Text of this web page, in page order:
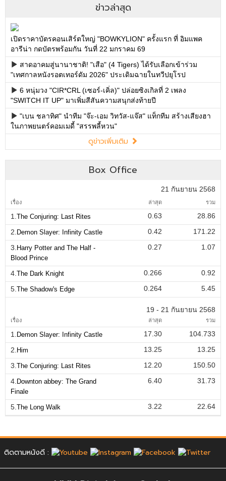
ข่าวล่าสุด
เปิดราคาบัตรคอนเสิร์ตใหญ่ "BOWKYLION" ครั้งแรก ที่ อิมแพค
อารีน่า กดบัตรพร้อมกัน วันที่ 22 มกราคม 69
สาดอาคมสู่นานาชาติ! "เสือ" (4 Tigers) ได้รับเลือกเข้าร่วม
"เทศกาลหนังรอตเทอร์ดัม 2026" ประเดิมฉายในทวีปยุโรป
6 หนุ่มวง "CIR*CRL (เซอร์-เคิ่ล)" ปล่อยซิงเกิลที่ 2 เพลง
"SWITCH IT UP" มาเพิ่มสีสันความสนุกส่งท้ายปี
"เบน ชลาทิศ" นำทีม "จ๊ะ-เอม วิทวัส-แจ๊ส" แท็กทีม สร้างเสียงฮา
ในภาพยนตร์คอมเมดี้ "สรรพลี้หวน"
ดูข่าวเพิ่มเติม
Box Office
21 กันยายน 2568
เรื่อง ล่าสุด รวม
1. The Conjuring: Last Rites 0.63
28.86
2. Demon Slayer: Infinity Castle 0.42
171.22
3. Harry Potter and The Half -
Blood Prince
0.27 1.07
4. The Dark Knight 0.266
0.92
5. The Shadow's Edge 0.264 5.45
19 - 21 กันยายน 2568
เรื่อง ล่าสุด รวม
1. Demon Slayer: Infinity Castle 17.30
104.733
2. Him 13.25
13.25
3. The Conjuring: Last Rites 12.20
150.50
4. Downton abbey: The Grand
Finale
6.40 31.73
5. The Long Walk 3.22 22.64
ติดตามหนังดี :